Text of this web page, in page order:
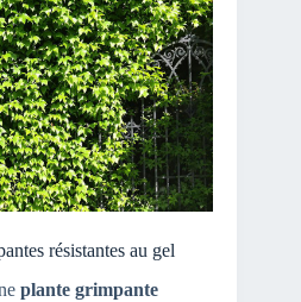
résistantes au gel
plante grimpante